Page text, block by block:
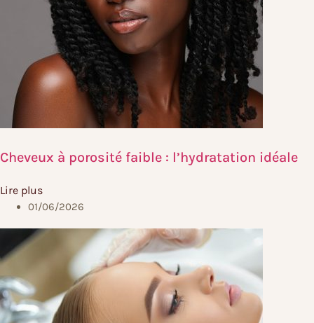
Cheveux à porosité faible : l’hydratation idéale
Lire plus
01/06/2026